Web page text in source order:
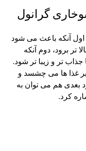
گرانول
آنکه باعث می شود
تر برود، دوم آنکه
تر و زیبا تر شود.
غذا ها می چشسد و
بعدی هم می توان به
کرد.